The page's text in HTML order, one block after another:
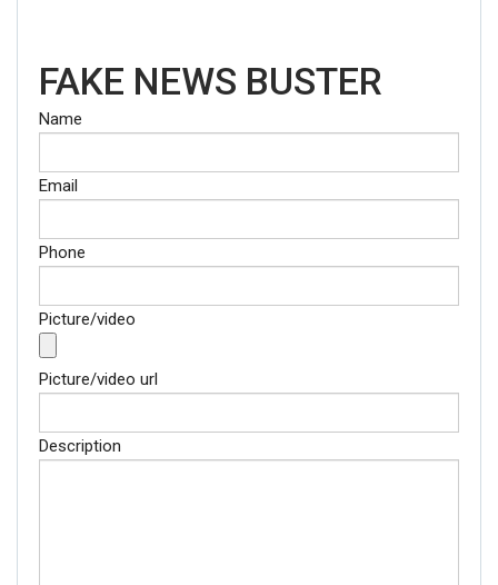
FAKE NEWS BUSTER
Name
Email
Phone
Picture/video
Picture/video url
Description